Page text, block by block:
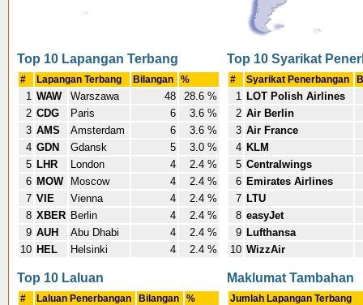
Top 10 Lapangan Terbang
# Lapangan Terbang Bilangan %
1 WAW Warszawa 48
28.6 %
2 CDG Paris 6
3.6 %
3 AMS Amsterdam 6
3.6 %
4 GDN Gdansk 5
3.0 %
5 LHR London 4
2.4 %
6 MOW Moscow 4
2.4 %
7 VIE Vienna 4
2.4 %
8 XBER Berlin 4
2.4 %
9 AUH Abu Dhabi 4
2.4 %
10 HEL Helsinki 4 2.4 %
Top 10 Syarikat
# Syarikat Penerbangan
1 LOT Polish Airlines
2 Air Berlin
3 Air France
4 KLM
5 Centralwings
6 Emirates Airlines
7 LTU
8 easyJet
9 Lufthansa
10 WizzAir
Top 10 Laluan
# Laluan Penerbangan Bilangan %
Maklumat Tambahan
Jumlah Lapangan Terbang